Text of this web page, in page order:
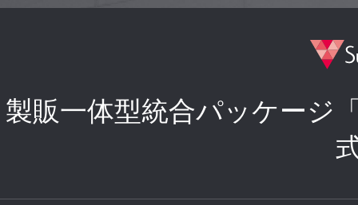
製販一体型統合パッケージ